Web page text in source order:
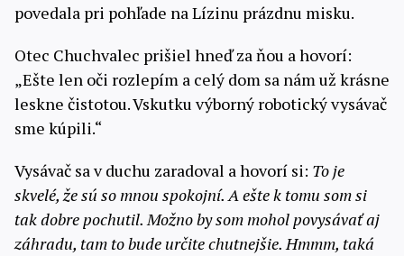
povedala pri pohľade na Lízinu prázdnu misku.
Otec Chuchvalec prišiel hneď za ňou a hovorí:
„Ešte len oči rozlepím a celý dom sa nám už krásne
leskne čistotou. Vskutku výborný robotický vysávač
sme kúpili.“
Vysávač sa v duchu zaradoval a hovorí si: To je
skvelé, že sú so mnou spokojní. A ešte k tomu som si
tak dobre pochutil. Možno by som mohol povysávať aj
záhradu, tam to bude určite chutnejšie. Hmmm, taká